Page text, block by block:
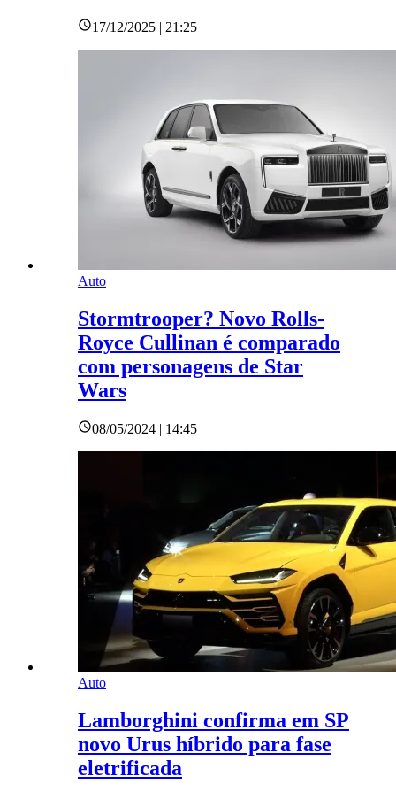
17/12/2025 | 21:25
Auto
Stormtrooper? Novo Rolls-
Royce Cullinan é comparado
com personagens de Star
Wars
08/05/2024 | 14:45
Auto
Lamborghini confirma em SP
novo Urus híbrido para fase
eletrificada